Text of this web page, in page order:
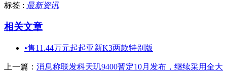
标签 : 最新资讯
相关文章
•售11.44万元起起亚新K3两款特别版
上一篇： 消息称联发科天玑9400暂定10月发布，继续采用全大